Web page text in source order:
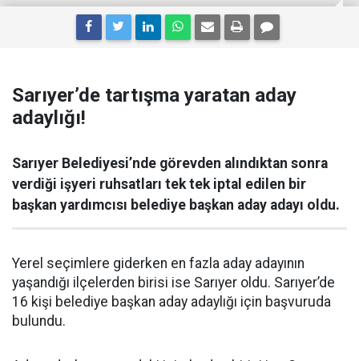
Sarıyer’de tartışma yaratan aday
adaylığı!
Sarıyer Belediyesi’nde görevden alındıktan sonra
verdiği işyeri ruhsatları tek tek iptal edilen bir
başkan yardımcısı belediye başkan aday adayı oldu.
Yerel seçimlere giderken en fazla aday adayının
yaşandığı ilçelerden birisi ise Sarıyer oldu. Sarıyer’de
16 kişi belediye başkan aday adaylığı için başvuruda
bulundu.